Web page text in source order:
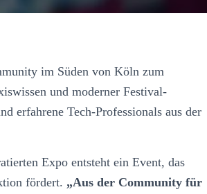
im Süden von Köln zum
und moderner Festival-
erfahrene Tech-Professionals aus der
Expo entsteht ein Event, das
fördert. „Aus der Community für